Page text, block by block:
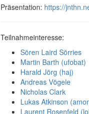
Präsentation: https://
Teilnahmeinteresse:
Sören Laird Sörries
Martin Barth (‎ufobat‎)
Harald Jörg (‎haj‎)
Andreas Vögele
Nicholas Clark
Lukas Atkinson
Laurent Rosenfeld